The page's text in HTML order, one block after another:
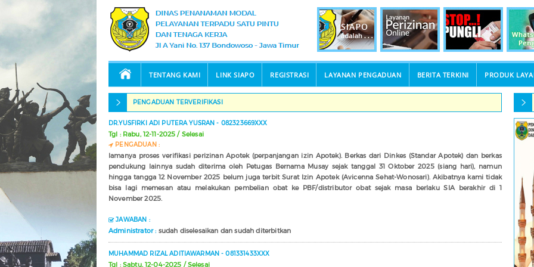
TENTANG KAMI LINK SIAPO REGISTRASI LAYANAN PENGADUAN BERITA TERKINI PRODUK
PENGADUAN TERVERIFIKASI
DR.YUSFIRKI ADI PUTERA YUSRAN - 082323669XXX
Tgl : Rabu, 12-11-2025 / Selesai
PENGADUAN :
lamanya proses verifikasi perizinan Apotek (perpanjangan izin Apotek). Berkas dari Dinkes (Standar Apotek) dan berkas
pendukung lainnya sudah diterima oleh Petugas Bernama Musay sejak tanggal 31 Oktober 2025 (siang hari), namun
hingga tangga 12 November 2025 belum juga terbit Surat Izin Apotek (Avicenna Sehat-Wonosari). Akibatnya kami tidak
bisa lagi memesan atau melakukan pembelian obat ke PBF/distributor obat sejak masa berlaku SIA berakhir di 1
November 2025.
JAWABAN :
Administrator : sudah diselesaikan dan sudah diterbitkan
MUHAMMAD RIZAL ADITIAWARMAN - 081331433XXX
Tgl : Sabtu, 12-04-2025 / Selesai